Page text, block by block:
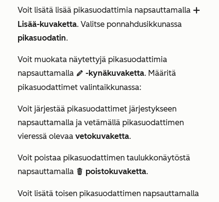
Voit lisätä lisää pikasuodattimia napsauttamalla addIcon
Lisää-kuvaketta. Valitse ponnahdusikkunassa
pikasuodatin.
Voit muokata näytettyjä pikasuodattimia
napsauttamalla edit -kynäkuvaketta. Määritä
pikasuodattimet valintaikkunassa:
Voit järjestää pikasuodattimet järjestykseen
napsauttamalla ja vetämällä pikasuodattimen
vieressä olevaa vetokuvaketta.
Voit poistaa pikasuodattimen taulukkonäytöstä
napsauttamalla delete poistokuvaketta.
Voit lisätä toisen pikasuodattimen napsauttamalla